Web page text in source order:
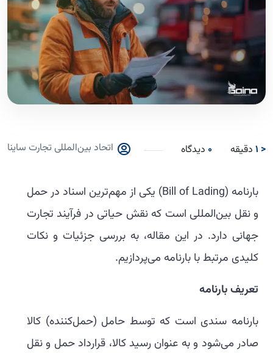
< 1 دقیقه 0 دیدگاه اتحاد بین‌المللی تجارت ساینا
بارنامه (Bill of Lading) یکی از مهم‌ترین اسناد در حمل
و نقل بین‌المللی است که نقش حیاتی در فرآیند تجارت
جهانی دارد. در این مقاله، به بررسی جزئیات و نکات
کلیدی مرتبط با بارنامه می‌پردازیم.
تعریف بارنامه
بارنامه سندی است که توسط حامل (حمل‌کننده) کالا
صادر می‌شود و به عنوان رسید کالا، قرارداد حمل و نقل